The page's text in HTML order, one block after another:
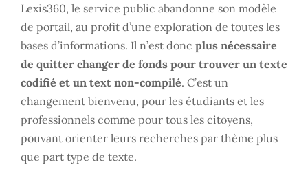
Lexis360, le service public abandonne son modèle
de portail, au profit d’une exploration de toutes les
bases d’informations. Il n’est donc plus nécessaire
de quitter changer de fonds pour trouver un texte
codifié et un text non-compilé. C’est un
changement bienvenu, pour les étudiants et les
professionnels comme pour tous les citoyens,
pouvant orienter leurs recherches par thème plus
que part type de texte.